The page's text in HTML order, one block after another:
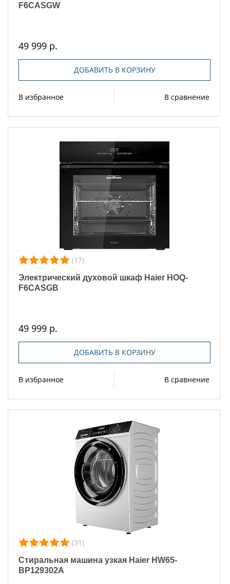
F6CASGW
49 999 р.
ДОБАВИТЬ В КОРЗИНУ
В избранное В сравнение
(17)
Электрический духовой шкаф Haier HOQ-
F6CASGB
49 999 р.
ДОБАВИТЬ В КОРЗИНУ
В избранное В сравнение
(31)
Стиральная машина узкая Haier HW65-
BP129302A